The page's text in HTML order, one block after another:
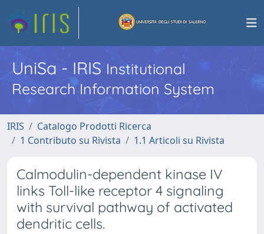
UniSa - IRISInstitutional
Research Information System
IRIS
Catalogo Prodotti Ricerca
1 Contributo su Rivista
1.1 Articoli su Rivista
Calmodulin-dependent kinase IV
links Toll-like receptor 4 signaling
with survival pathway of activated
dendritic cells.